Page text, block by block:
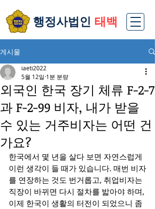
​행정사법인 태백
게시물
외국인 한국 장기 체류 F-2-7
과 F-2-99 비자, 내가 받을
수 있는 거주비자는 어떤 건
가요?
iaeti2022
5월 12일 1분 분량
한국에서 몇 년을 살다 보면 자연스럽게
이런 생각이 들 때가 있습니다. 매번 비자
를 연장하는 것도 번거롭고, 취업비자는
직장이 바뀌면 다시 절차를 밟아야 하며,
이제 한국이 생활의 터전이 되었으니 좀